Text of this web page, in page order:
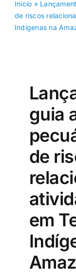
Início »
de riscos
Indígenas na
guia
de
em